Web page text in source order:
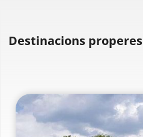
Destinacions properes